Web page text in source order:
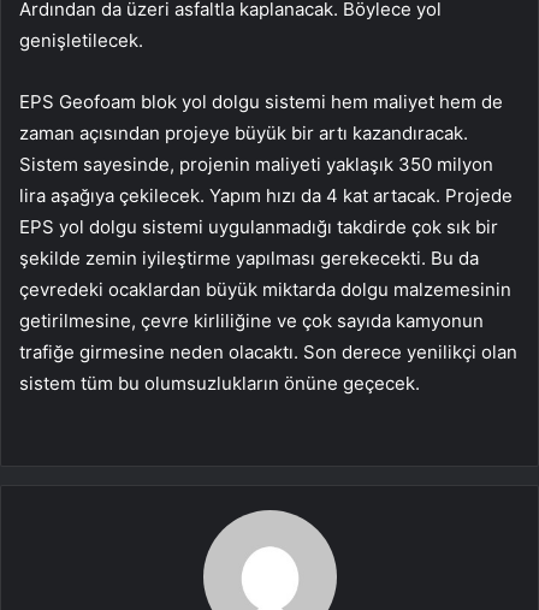
Ardından da üzeri asfaltla kaplanacak. Böylece yol
genişletilecek.
EPS Geofoam blok yol dolgu sistemi hem maliyet hem de
zaman açısından projeye büyük bir artı kazandıracak.
Sistem sayesinde, projenin maliyeti yaklaşık 350 milyon
lira aşağıya çekilecek. Yapım hızı da 4 kat artacak. Projede
EPS yol dolgu sistemi uygulanmadığı takdirde çok sık bir
şekilde zemin iyileştirme yapılması gerekecekti. Bu da
çevredeki ocaklardan büyük miktarda dolgu malzemesinin
getirilmesine, çevre kirliliğine ve çok sayıda kamyonun
trafiğe girmesine neden olacaktı. Son derece yenilikçi olan
sistem tüm bu olumsuzlukların önüne geçecek.